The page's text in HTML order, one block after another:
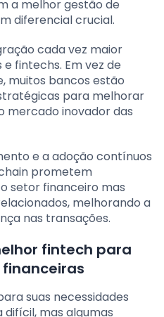
a melhor gestão de
diferencial crucial.
cada vez maior
fintechs. Em vez de
muitos bancos estão
para melhorar
mercado inovador das
e a adoção contínuos
prometem
setor financeiro mas
melhorando a
nas transações.
fintech para
suas necessidades
mas algumas